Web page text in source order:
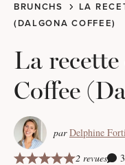
BRUNCHS
LA
(DALGONA COFFEE)
La
Coffee
par Delphine
2 revues